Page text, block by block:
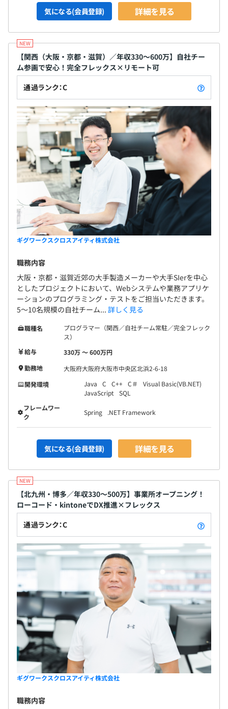
気になる(会員登録) 詳細を見る
【関西（大阪・京都・滋賀）／年収330〜600万】自社チー
ム参画で安心！完全フレックス×リモート可
通過ランク：C
ギグワークスクロスアイティ株式会社
職務内容
大阪・京都・滋賀近郊の大手製造メーカーや大手SIerを中心
としたプロジェクトにおいて、Webシステムや業務アプリケ
ーションのプログラミング・テストをご担当いただきます。
5〜10名規模の自社チーム... 詳しく見る
職種名
プログラマー（関西／自社チーム常駐／完全フレック
ス）
給与
330万 〜 600万円
勤務地
大阪府大阪府大阪市中央区北浜2-6-18
開発環境
Java C C++ C＃
Visual Basic(VB.NET)
JavaScript
SQL
フレームワー
ク
Spring .NET Framework
気になる(会員登録) 詳細を見る
【北九州・博多／年収330〜500万】事業所オープニング！
ローコード・kintoneでDX推進×フレックス
通過ランク：C
ギグワークスクロスアイティ株式会社
職務内容